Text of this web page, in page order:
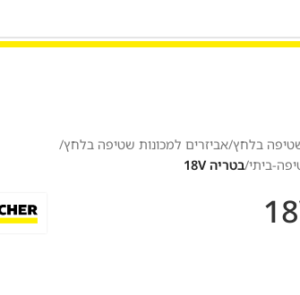
בלחץ/אביזרים למכונות שטיפה בלחץ/
ביתי/בטריה 18V